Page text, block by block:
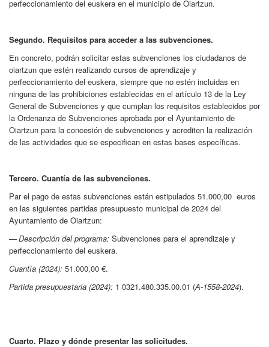
perfeccionamiento del euskera en el municipio de Oiartzun.
Segundo. Requisitos para acceder a las subvenciones.
En concreto, podrán solicitar estas subvenciones los ciudadanos de
oiartzun que estén realizando cursos de aprendizaje y
perfeccionamiento del euskera, siempre que no estén incluidas en
ninguna de las prohibiciones establecidas en el artículo 13 de la Ley
General de Subvenciones y que cumplan los requisitos establecidos por
la Ordenanza de Subvenciones aprobada por el Ayuntamiento de
Oiartzun para la concesión de subvenciones y acrediten la realización
de las actividades que se especifican en estas bases específicas.
Tercero. Cuantía de las subvenciones.
Par el pago de estas subvenciones están estipulados 51.000,00 euros
en las siguientes partidas presupuesto municipal de 2024 del
Ayuntamiento de Oiartzun:
—Descripción del programa: Subvenciones para el aprendizaje y
perfeccionamiento del euskera.
Cuantía (2024): 51.000,00 €.
Partida presupuestaria (2024): 1 0321.480.335.00.01 (A-1558-2024).
Cuarto. Plazo y dónde presentar las solicitudes.